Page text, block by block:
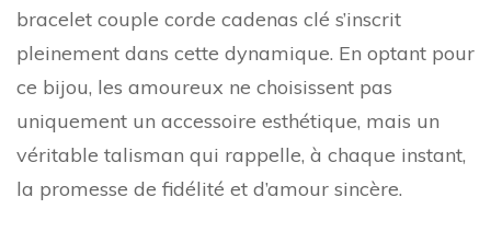
bracelet couple corde cadenas clé s’inscrit
pleinement dans cette dynamique. En optant pour
ce bijou, les amoureux ne choisissent pas
uniquement un accessoire esthétique, mais un
véritable talisman qui rappelle, à chaque instant,
la promesse de fidélité et d’amour sincère.